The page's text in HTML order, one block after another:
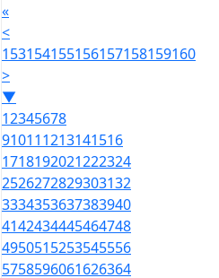
«
<
153154155156157158159160
>
▼
12345678
910111213141516
1718192021222324
2526272829303132
3334353637383940
4142434445464748
4950515253545556
5758596061626364